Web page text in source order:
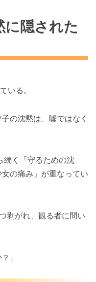
に隠された
いる。
の沈黙は、嘘ではなく
続く「守るための沈
の痛み」が重なってい
剥がれ、観る者に問い
」